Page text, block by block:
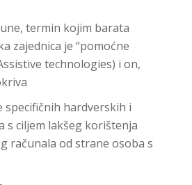
termin kojim barata
zajednica je “pomoćne
technologies) i on,
specifičnih hardverskih i
s ciljem lakšeg korištenja
računala od strane osoba s